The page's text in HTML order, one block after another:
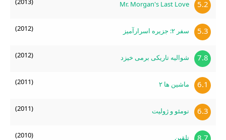
5.2
Mr. Morgan's Last Love
5.3 سفر ۲: جزیره اسرارآمیز (2012)
7.8 شوالیه تاریکی برمی خیزد (2012)
6.1 ماشین ها ۲ (2011)
6.3 نومئو و ژولیت (2011)
8.7 تلقین (2010)